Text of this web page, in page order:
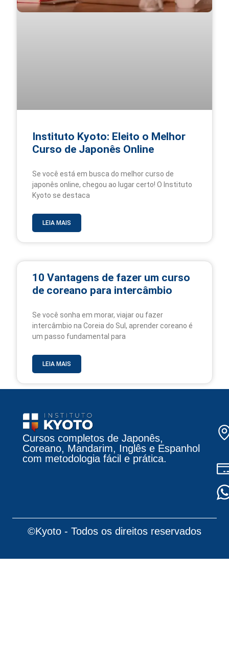
Instituto Kyoto: Eleito o Melhor
Curso de Japonês Online
Se você está em busca do melhor curso de
japonês online, chegou ao lugar certo! O Instituto
Kyoto se destaca
LEIA MAIS
10 Vantagens de fazer um curso
de coreano para intercâmbio
Se você sonha em morar, viajar ou fazer
intercâmbio na Coreia do Sul, aprender coreano é
um passo fundamental para
LEIA MAIS
Cursos completos de Japonês,
Coreano, Mandarim, Inglês e Espanhol
com metodologia fácil e prática.
©Kyoto - Todos os direitos reservados